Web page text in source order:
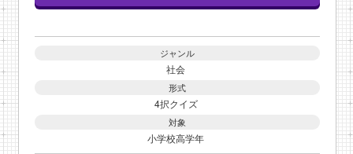
ジャンル
社会
形式
4択クイズ
対象
小学校高学年